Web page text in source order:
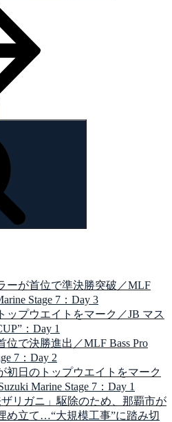
ーが首位で準決勝突破／MLF
Stage 7：Day 3
ップウエイトをマーク／JB マス
：Day 1
位で決勝進出／MLF Bass Pro
7：Day 2
初日のトップウエイトをマーク
Marine Stage 7：Day 1
リガニ」駆除のため、那覇市が
め立て…“大規模工事”に踏み切